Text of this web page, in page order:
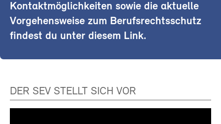
Kontaktmöglichkeiten sowie die aktuelle
Vorgehensweise zum Berufsrechtsschutz
findest du unter diesem Link.
DER SEV STELLT SICH VOR